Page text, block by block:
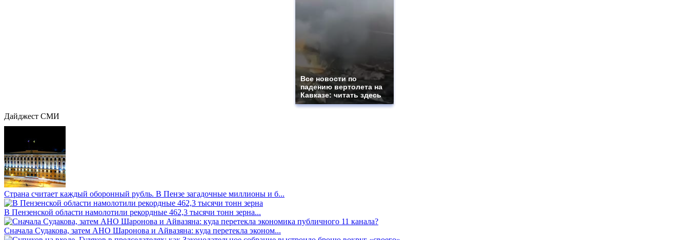
Все новости по
падению вертолета на
Кавказе: читать здесь
Дайджест СМИ
Страна считает каждый оборонный рубль. В Пензе загадочные миллионы и б...
В Пензенской области намолотили рекордные 462,3 тысячи тонн зерна...
Сначала Судакова, затем АНО Шаронова и Айвазяна: куда перетекла эконом...